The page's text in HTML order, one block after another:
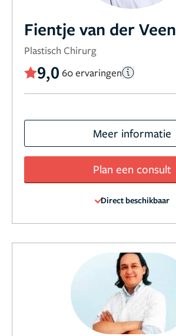
Fientje van der Veen
Plastisch Chirurg
9,0 60 ervaringen
Meer informatie
Plan een consult
Direct beschikbaar